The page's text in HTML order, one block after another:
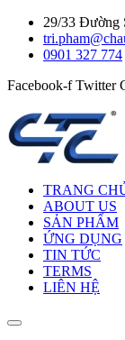
29/33 Đường
0901 327 774
Facebook-f Twitter
TRANG
ABOUT US
SẢN PHẨM
ỨNG DỤNG
TIN TỨC
TERMS
LIÊN HỆ